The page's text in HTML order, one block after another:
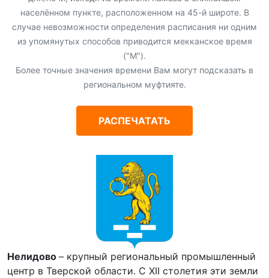
населённом пункте, расположенном на 45-й широте. В
случае невозможности определения расписания ни одним
из упомянутых способов приводится мекканское время
("М").
Более точные значения времени Вам могут подсказать в
региональном муфтияте.
РАСПЕЧАТАТЬ
Нелидово – крупный региональный промышленный
центр в Тверской области. С XII столетия эти земли